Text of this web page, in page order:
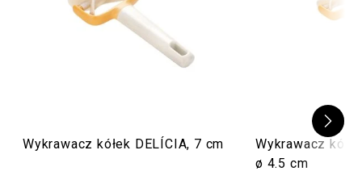
Wykrawacz kółek DELÍCIA, 7 cm
Wykrawacz
ø 4.5 cm